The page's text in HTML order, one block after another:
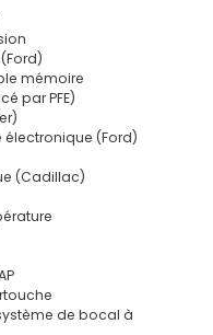
mémoire
par PFE)
(Ford)
(Cadillac)
de bocal à